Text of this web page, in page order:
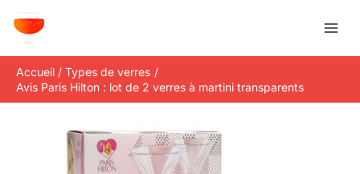
Accueil
Types de verres
Avis Paris Hilton : lot de 2 verres à martini transparents
e
c
h
e